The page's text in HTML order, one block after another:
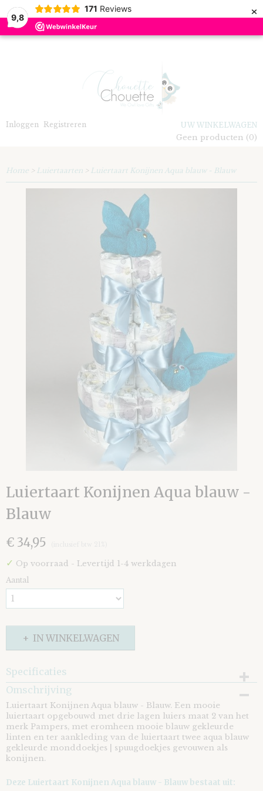
9,8
171 Reviews ×
Inloggen Registreren
UW WINKELWAGEN
Geen producten (0)
Home > Luiertaarten > Luiertaart Konijnen Aqua blauw - Blauw
Luiertaart Konijnen Aqua blauw -
Blauw
€ 34,95
✓ Op voorraad - Levertijd 1-4 werkdagen
Aantal
IN WINKELWAGEN
Specificaties
EAN code
8721073405951
Omschrijving
Luiertaart Konijnen Aqua blauw - Blauw. Een mooie
luiertaart opgebouwd met drie lagen luiers maat 2 van het
merk Pampers, met eromheen mooie blauw gekleurde
linten en ter aankleding van de luiertaart twee aqua blauw
gekleurde monddoekjes | spuugdoekjes gevouwen als
konijnen.
Deze Luiertaart Konijnen Aqua blauw - Blauw bestaat uit: